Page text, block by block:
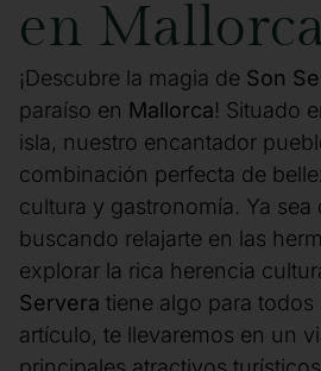
en
¡Descubre la magia de Son
paraíso en Mallorca! Situado
isla, nuestro encantador
combinación perfecta de
cultura y gastronomía. Ya sea
buscando relajarte en las
explorar la rica herencia
Servera tiene algo para todos
artículo, te llevaremos en un